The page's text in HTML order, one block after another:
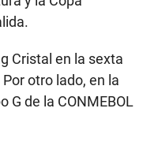
Cristal en la sexta
otro lado, en la
G de la CONMEBOL